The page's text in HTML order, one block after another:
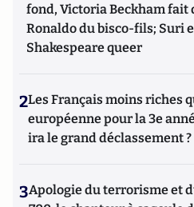
fond, Victoria Beckham
Ronaldo du bisco-fils; Suri
Shakespeare queer
2Les Français moins riches
européenne pour la 3e
ira le grand déclassement ?
3Apologie du terrorisme et